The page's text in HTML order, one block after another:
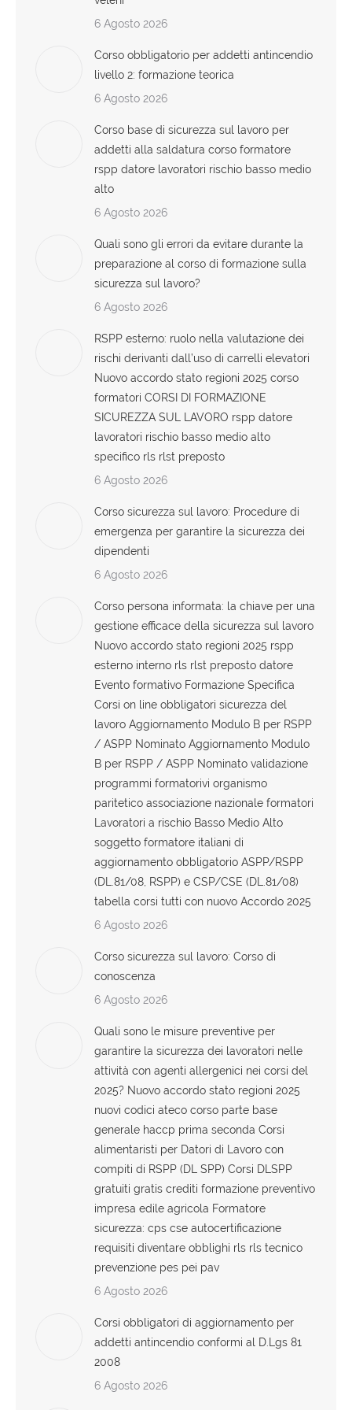
6 Agosto 2026
Corso obbligatorio per addetti antincendio
livello 2: formazione teorica
6 Agosto 2026
Corso base di sicurezza sul lavoro per
addetti alla saldatura corso formatore
rspp datore lavoratori rischio basso medio
alto
6 Agosto 2026
Quali sono gli errori da evitare durante la
preparazione al corso di formazione sulla
sicurezza sul lavoro?
6 Agosto 2026
RSPP esterno: ruolo nella valutazione dei
rischi derivanti dall’uso di carrelli elevatori
Nuovo accordo stato regioni 2025 corso
formatori CORSI DI FORMAZIONE
SICUREZZA SUL LAVORO rspp datore
lavoratori rischio basso medio alto
specifico rls rlst preposto
6 Agosto 2026
Corso sicurezza sul lavoro: Procedure di
emergenza per garantire la sicurezza dei
dipendenti
6 Agosto 2026
Corso persona informata: la chiave per una
gestione efficace della sicurezza sul lavoro
Nuovo accordo stato regioni 2025 rspp
esterno interno rls rlst preposto datore
Evento formativo Formazione Specifica
Corsi on line obbligatori sicurezza del
lavoro Aggiornamento Modulo B per RSPP
/ ASPP Nominato Aggiornamento Modulo
B per RSPP / ASPP Nominato validazione
programmi formatorivi organismo
paritetico associazione nazionale formatori
Lavoratori a rischio Basso Medio Alto
soggetto formatore italiani di
aggiornamento obbligatorio ASPP/RSPP
(DL.81/08, RSPP) e CSP/CSE (DL.81/08)
tabella corsi tutti con nuovo Accordo 2025
6 Agosto 2026
Corso sicurezza sul lavoro: Corso di
conoscenza
6 Agosto 2026
Quali sono le misure preventive per
garantire la sicurezza dei lavoratori nelle
attività con agenti allergenici nei corsi del
2025? Nuovo accordo stato regioni 2025
nuovi codici ateco corso parte base
generale haccp prima seconda Corsi
alimentaristi per Datori di Lavoro con
compiti di RSPP (DL SPP) Corsi DLSPP
gratuiti gratis crediti formazione preventivo
impresa edile agricola Formatore
sicurezza: cps cse autocertificazione
requisiti diventare obblighi rls rls tecnico
prevenzione pes pei pav
6 Agosto 2026
Corsi obbligatori di aggiornamento per
addetti antincendio conformi al D.Lgs 81
2008
6 Agosto 2026